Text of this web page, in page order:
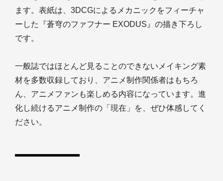
ます。表紙は、3DCGによるメカニックをフィーチャ
ーした『蒼穹のファフナー EXODUS』の描き下ろし
です。
一般誌ではほとんど見ることのできないメイキング素
材を多数収録しており、アニメ制作関係者はもちろ
ん、アニメファンも楽しめる内容になっています。進
化し続けるアニメ制作の「現在」を、ぜひ体感してく
ださい。